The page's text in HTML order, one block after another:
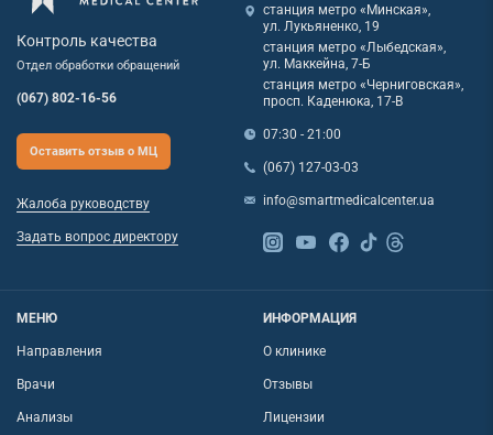
Контроль качества
Отдел обработки обращений
(067) 802-16-56
Оставить отзыв о МЦ
Жалоба руководству
Задать вопрос директору
станция метро «Минская»,
ул. Лукьяненко, 19
станция метро «Лыбедская»,
ул. Маккейна, 7-Б
станция метро «Черниговская»,
просп. Каденюка, 17-В
07:30 - 21:00
(067) 127-03-03
info@smartmedicalcenter.ua
МЕНЮ
Направления
Врачи
Анализы
ИНФОРМАЦИЯ
О клинике
Отзывы
Лицензии